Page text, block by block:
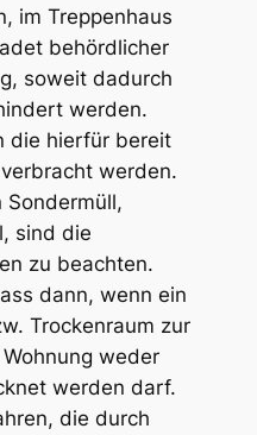
im Treppenhaus
behördlicher
soweit dadurch
werden.
die hierfür bereit
werden.
Sondermüll,
sind die
zu beachten.
dann, wenn ein
Trockenraum zur
weder
werden darf.
die durch